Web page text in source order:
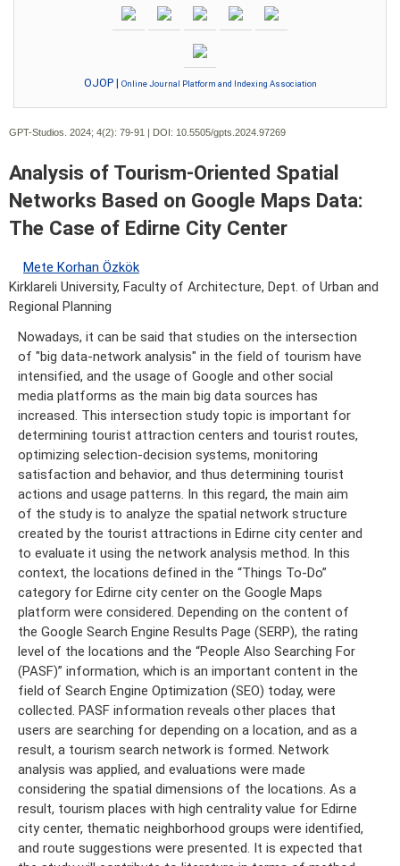
OJOP | Online Journal Platform and Indexing Association
GPT-Studios. 2024; 4(2): 79-91 | DOI: 10.5505/gpts.2024.97269
Analysis of Tourism-Oriented Spatial
Networks Based on Google Maps Data:
The Case of Edirne City Center
Mete Korhan Özkök
Kirklareli University, Faculty of Architecture, Dept. of Urban and
Regional Planning
Nowadays, it can be said that studies on the intersection
of "big data-network analysis" in the field of tourism have
intensified, and the usage of Google and other social
media platforms as the main big data sources has
increased. This intersection study topic is important for
determining tourist attraction centers and tourist routes,
optimizing selection-decision systems, monitoring
satisfaction and behavior, and thus determining tourist
actions and usage patterns. In this regard, the main aim
of the study is to analyze the spatial network structure
created by the tourist attractions in Edirne city center and
to evaluate it using the network analysis method. In this
context, the locations defined in the “Things To-Do”
category for Edirne city center on the Google Maps
platform were considered. Depending on the content of
the Google Search Engine Results Page (SERP), the rating
level of the locations and the “People Also Searching For
(PASF)” information, which is an important content in the
field of Search Engine Optimization (SEO) today, were
collected. PASF information reveals other places that
users are searching for depending on a location, and as a
result, a tourism search network is formed. Network
analysis was applied, and evaluations were made
considering the spatial dimensions of the locations. As a
result, tourism places with high centrality value for Edirne
city center, thematic neighborhood groups were identified,
and route suggestions were presented. It is expected that